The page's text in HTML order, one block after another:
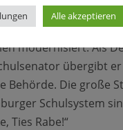
für eine
wichtige Weichen
modernisiert. Als
übergibt
Behörde. Die große
Schulsystem
Ties Rabe!“
Alle akzeptieren